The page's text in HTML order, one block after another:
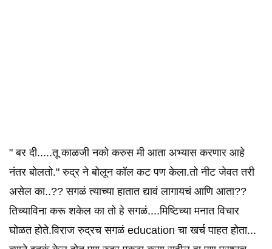
" बर दी.....तू काळजी नको करुस मी आता अभ्यास करणार आहे
नंतर बोलतो." रुद्र ने बोलून कॉल कट पण केला.तो नीट जेवत तरी
असेल का..?? सगळं त्याच्या हातात द्यावं लागायचं आणि आता??
तिच्याविना करू शकेल का तो हे सगळं....मिष्टिच्या मनात विचार
घोळत होते.विराज रुद्रच सगळं education चा खर्च पाहत होता...